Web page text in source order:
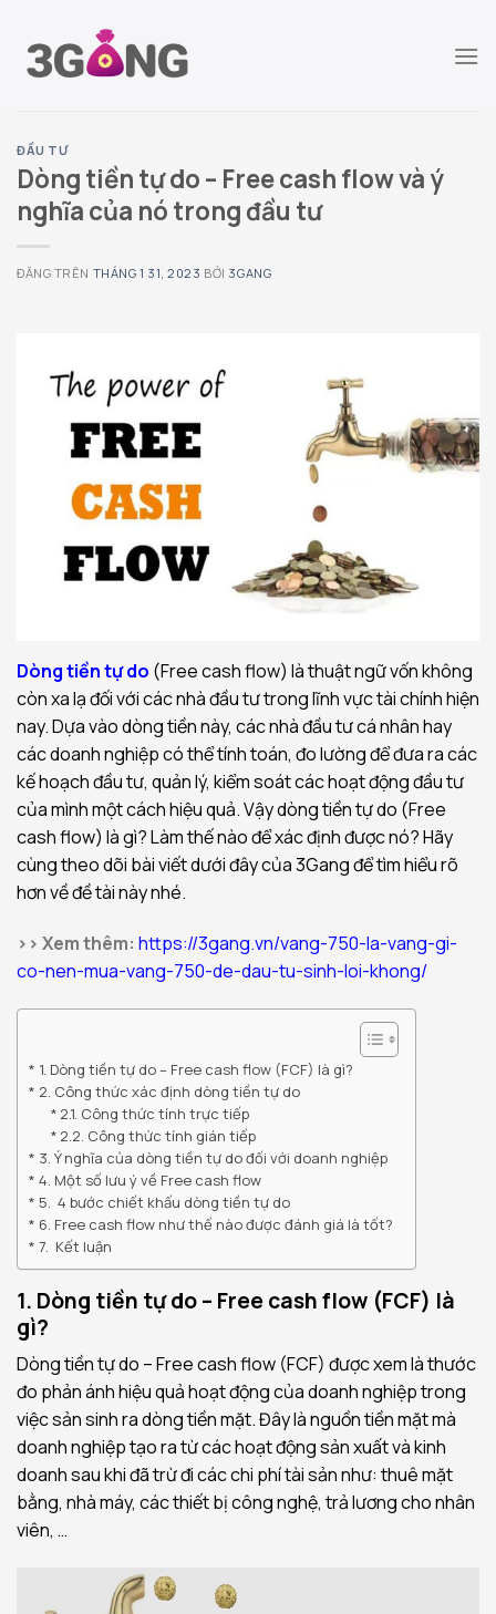
đến
ĐẦU TƯ
Dòng tiền tự do – Free cash flow và ý
nghĩa của nó trong đầu tư
ĐĂNG TRÊN THÁNG 1 31, 2023 BỞI 3GANG
Dòng tiền tự do (Free cash flow) là thuật ngữ vốn không
còn xa lạ đối với các nhà đầu tư trong lĩnh vực tài chính hiện
nay. Dựa vào dòng tiền này, các nhà đầu tư cá nhân hay
các doanh nghiệp có thể tính toán, đo lường để đưa ra các
kế hoạch đầu tư, quản lý, kiểm soát các hoạt động đầu tư
của mình một cách hiệu quả. Vậy dòng tiền tự do (Free
cash flow) là gì? Làm thế nào để xác định được nó? Hãy
cùng theo dõi bài viết dưới đây của 3Gang để tìm hiểu rõ
hơn về đề tài này nhé.
>> Xem thêm: https://3gang.vn/vang-750-la-vang-gi-
co-nen-mua-vang-750-de-dau-tu-sinh-loi-khong/
1. Dòng tiền tự do – Free cash flow (FCF) là gì?
2. Công thức xác định dòng tiền tự do
2.1. Công thức tính trực tiếp
2.2. Công thức tính gián tiếp
3. Ý nghĩa của dòng tiền tự do đối với doanh nghiệp
4. Một số lưu ý về Free cash flow
5. 4 bước chiết khấu dòng tiền tự do
6. Free cash flow như thế nào được đánh giá là tốt?
7. Kết luận
1. Dòng tiền tự do – Free cash flow (FCF) là
gì?
Dòng tiền tự do – Free cash flow (FCF) được xem là thước
đo phản ánh hiệu quả hoạt động của doanh nghiệp trong
việc sản sinh ra dòng tiền mặt. Đây là nguồn tiền mặt mà
doanh nghiệp tạo ra từ các hoạt động sản xuất và kinh
doanh sau khi đã trừ đi các chi phí tài sản như: thuê mặt
bằng, nhà máy, các thiết bị công nghệ, trả lương cho nhân
viên, …